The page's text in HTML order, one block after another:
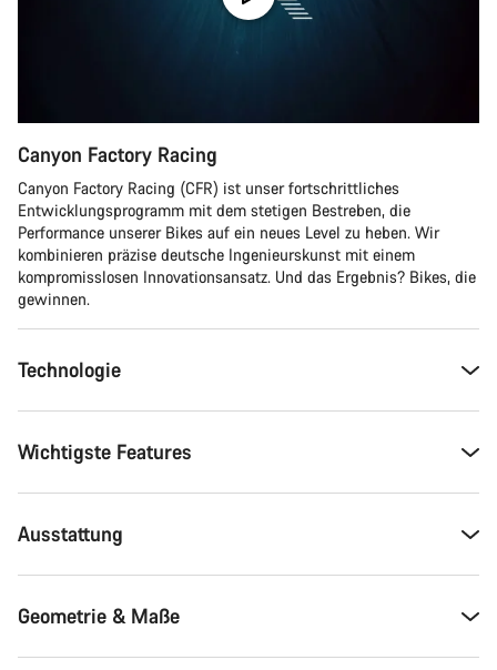
Canyon Factory Racing
Canyon Factory Racing (CFR) ist unser fortschrittliches
Entwicklungsprogramm mit dem stetigen Bestreben, die
Performance unserer Bikes auf ein neues Level zu heben. Wir
kombinieren präzise deutsche Ingenieurskunst mit einem
kompromisslosen Innovationsansatz. Und das Ergebnis? Bikes, die
gewinnen.
Technologie
Wichtigste Features
Ausstattung
Geometrie & Maße